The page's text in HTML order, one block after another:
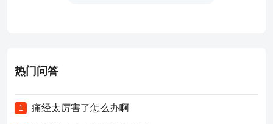
热门问答
1 痛经太厉害了怎么办啊